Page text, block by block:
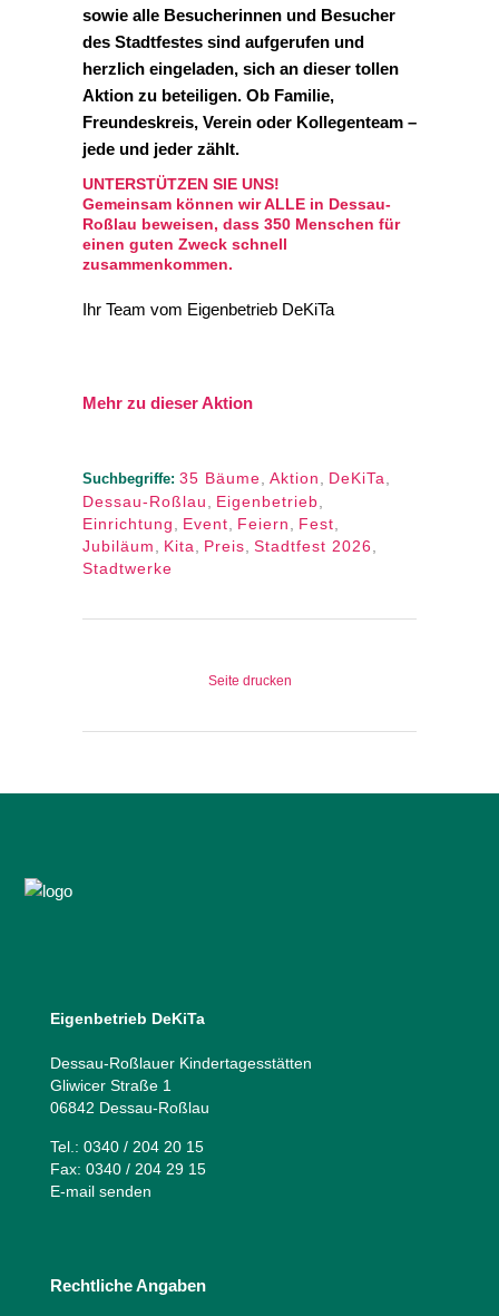
sowie alle Besucherinnen und Besucher
des Stadtfestes sind aufgerufen und
herzlich eingeladen, sich an dieser tollen
Aktion zu beteiligen. Ob Familie,
Freundeskreis, Verein oder Kollegenteam –
jede und jeder zählt.
UNTERSTÜTZEN SIE UNS!
Gemeinsam können wir ALLE in Dessau-
Roßlau beweisen, dass 350 Menschen für
einen guten Zweck schnell
zusammenkommen.
Ihr Team vom Eigenbetrieb DeKiTa
Mehr zu dieser Aktion
Suchbegriffe: 35 Bäume Aktion DeKiTa
Dessau-Roßlau
Eigenbetrieb
Einrichtung
Event Feiern Fest
Jubiläum
Kita Preis Stadtfest 2026
Stadtwerke
Seite drucken
Eigenbetrieb DeKiTa
Dessau-Roßlauer Kindertagesstätten
Gliwicer Straße 1
06842 Dessau-Roßlau
Tel.: 0340 / 204 20 15
Fax: 0340 / 204 29 15
E-mail senden
Rechtliche Angaben